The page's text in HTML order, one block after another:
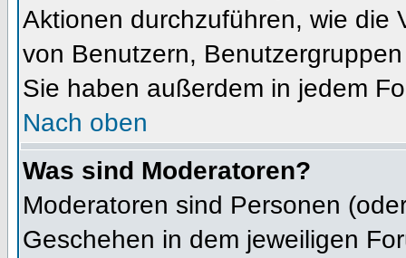
Aktionen durchzuführen, wie die
von Benutzern,
Sie haben außerdem in jedem
Nach oben
Was sind Moderatoren?
Moderatoren sind Personen
Geschehen in dem jeweiligen